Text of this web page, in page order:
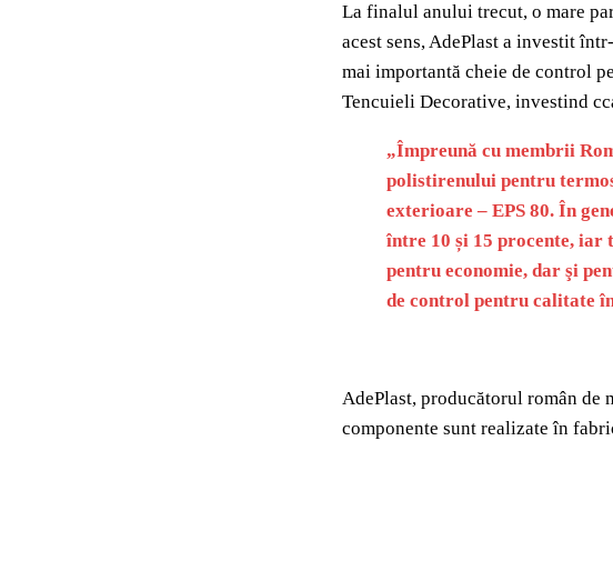
La finalul anului trecut, o mare
acest sens, AdePlast a investit
mai importantă cheie de control
Tencuieli Decorative, investind
„Împreună cu membrii
polistirenului pentru
exterioare – EPS 80. În
între 10 și 15 procente, iar
pentru economie, dar şi
de control pentru calitate
AdePlast, producătorul român de
componente sunt realizate în